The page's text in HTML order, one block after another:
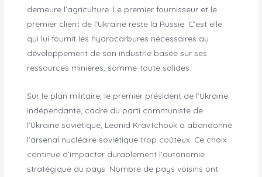
demeure l’agriculture. Le premier fournisseur et le
premier client de l‘Ukraine reste la Russie. C’est elle
qui lui fournit les hydrocarbures nécessaires au
développement de son industrie basée sur ses
ressources minières, somme-toute solides.
Sur le plan militaire, le premier président de l’Ukraine
indépendante, cadre du parti communiste de
l’Ukraine soviétique, Leonid Kravtchouk a abandonné
l’arsenal nucléaire soviétique trop coûteux. Ce choix
continue d’impacter durablement l’autonomie
stratégique du pays. Nombre de pays voisins ont